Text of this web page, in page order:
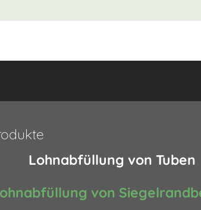
Lohnabfüllung von Tuben
von